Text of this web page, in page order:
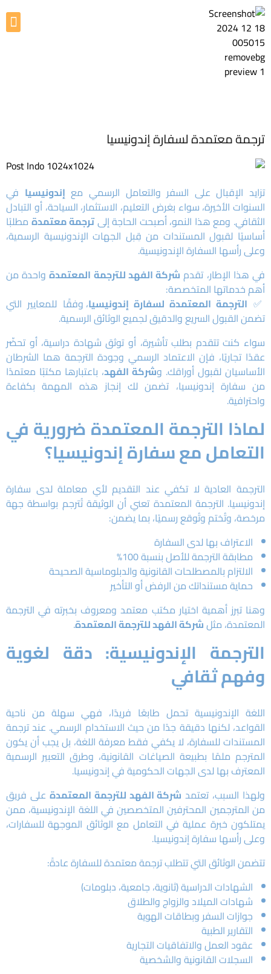
ترجمة معتمدة لسفارة إندونيسيا
تزايد الإقبال على السفر والتعامل الرسمي مع إندونيسيا في
السنوات الأخيرة، سواء بغرض التعليم، الاستثمار، السياحة، أو التبادل
الثقافي. ومع هذا النمو، أصبحت الحاجة إلىترجمة معتمدة مطلبًا
أساسيًا لقبول المستندات من قِبل الجهات الإندونيسية الرسمية،
وعلى رأسها السفارة الإندونيسية.
في هذا الإطار، تقدم شركة الفهد للترجمة المعتمدةواحدة من
أهم خدماتها المتخصصة:
✅ الترجمة المعتمدة لسفارة إندونيسيا، وفقًا للمعايير التي
تضمن القبول السريع والدقيق لجميع الوثائق الرسمية.
سواء كنت تتقدم بطلب تأشيرة، أو توثق شهادة دراسية، أو تحضّر
عقدًا تجاريًا، فإن الاعتماد الرسمي وجودة الترجمة هما الشرطان
الأساسيان لقبول أوراقك. وشركة الفهد، باعتبارها مكتبًا معتمدًا
من سفارة إندونيسيا، تضمن لك إنجاز هذه المهمة بكفاءة
واحترافية.
لماذا الترجمة المعتمدة ضرورية في
التعامل مع سفارة إندونيسيا؟
الترجمة العادية لا تكفي عند التقديم لأي معاملة لدى سفارة
إندونيسيا. الترجمة المعتمدة تعني أن الوثيقة تُترجم بواسطة جهة
مرخصة، وتُختم وتُوقع رسميًا، بما يضمن:
الاعتراف بها لدى السفارة
مطابقة الترجمة للأصل بنسبة 100%
الالتزام بالمصطلحات القانونية والدبلوماسية الصحيحة
حماية مستنداتك من الرفض أو التأخير
وهنا تبرز أهمية اختيار مكتب معتمد ومعروف بخبرته في الترجمة
المعتمدة، مثلشركة الفهد للترجمة المعتمدة.
الترجمة الإندونيسية: دقة لغوية
وفهم ثقافي
اللغة الإندونيسية تحمل طابعًا فريدًا، فهي سهلة من ناحية
القواعد، لكنها دقيقة جدًا من حيث الاستخدام الرسمي. عند ترجمة
المستندات للسفارة، لا يكفي فقط معرفة اللغة، بل يجب أن يكون
المترجم ملمًا بطبيعة الصياغات القانونية، وطرق التعبير الرسمية
المعترف بها لدى الجهات الحكومية في إندونيسيا.
ولهذا السبب، تعتمد شركة الفهد للترجمة المعتمدة على فريق
من المترجمين المحترفين المتخصصين في اللغة الإندونيسية، ممن
يمتلكون خبرة عملية في التعامل مع الوثائق الموجهة للسفارات،
وعلى رأسها سفارة إندونيسيا.
تتضمن الوثائق التي تتطلب ترجمة معتمدة للسفارة عادةً:
الشهادات الدراسية (ثانوية، جامعية، دبلومات)
شهادات الميلاد والزواج والطلاق
جوازات السفر وبطاقات الهوية
التقارير الطبية
عقود العمل والاتفاقيات التجارية
السجلات القانونية والشخصية